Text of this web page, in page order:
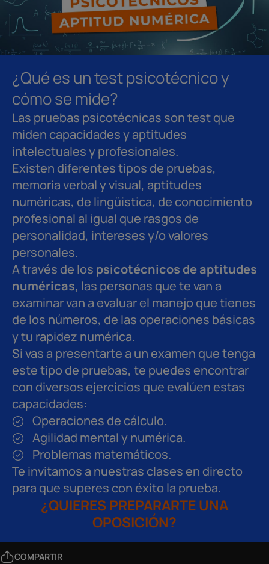
¿Qué es un test psicotécnico y
cómo se mide?
Las pruebas psicotécnicas son test que
miden capacidades y aptitudes
intelectuales y profesionales.
Existen diferentes tipos de pruebas,
memoria verbal y visual, aptitudes
numéricas, de lingüistica, de conocimiento
profesional al igual que rasgos de
personalidad, intereses y/o valores
personales.
A través de los psicotécnicos de aptitudes
numéricas, las personas que te van a
examinar van a evaluar el manejo que tienes
de los números, de las operaciones básicas
y tu rapidez numérica.
Si vas a presentarte a un examen que tenga
este tipo de pruebas, te puedes encontrar
con diversos ejercicios que evalúen estas
capacidades:
Operaciones de cálculo.
Agilidad mental y numérica.
Problemas matemáticos.
Te invitamos a nuestras clases en directo
para que superes con éxito la prueba.
¿QUIERES PREPARARTE UNA
OPOSICIÓN?
COMPARTIR